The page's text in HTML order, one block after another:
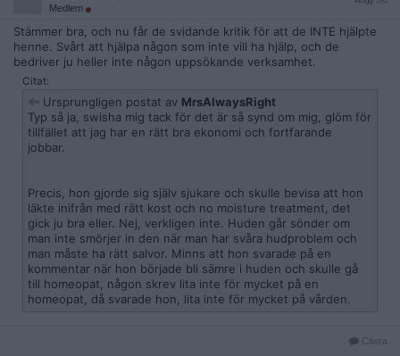
Medlem
Stämmer bra, och nu får de svidande kritik för att de INTE hjälpte
henne. Svårt att hjälpa någon som inte vill ha hjälp, och de
bedriver ju heller inte någon uppsökande verksamhet.
Citat:
Ursprungligen postat av MrsAlwaysRight
Typ så ja, swisha mig tack för det är så synd om mig, glöm för
tillfället att jag har en rätt bra ekonomi och fortfarande
jobbar.
Precis, hon gjorde sig själv sjukare och skulle bevisa att hon
läkte inifrån med rätt kost och no moisture treatment, det
gick ju bra eller. Nej, verkligen inte. Huden går sönder om
man inte smörjer in den när man har svåra hudproblem och
man måste ha rätt salvor. Minns att hon svarade på en
kommentar när hon började bli sämre i huden och skulle gå
till homeopat, någon skrev lita inte för mycket på en
homeopat, då svarade hon, lita inte för mycket på vården.
Citera